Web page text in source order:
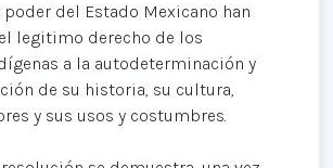
poder del Estado Mexicano han
legitimo derecho de los
a la autodeterminación y
de su historia, su cultura,
y sus usos y costumbres.